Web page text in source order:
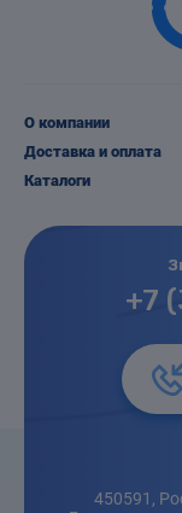
О компании
Доставка и оплата
Каталоги
+7
450591,